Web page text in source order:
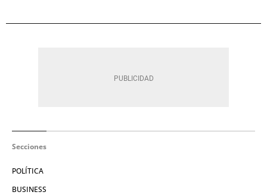
Secciones
POLÍTICA
BUSINESS